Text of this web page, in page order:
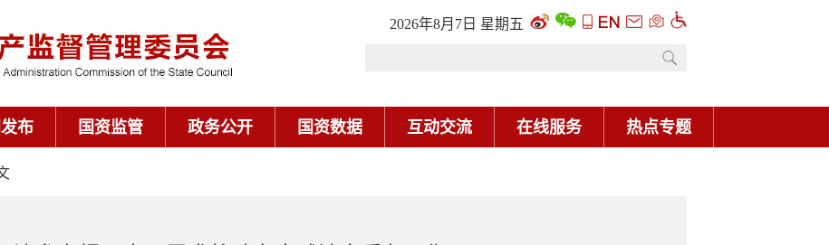
2026年8月7日 星期五
布 国资监管 政务公开 国资数据 互动交流 在线服务 热点专题